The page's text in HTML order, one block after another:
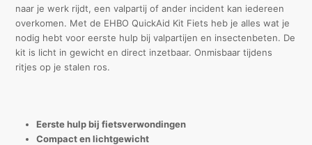
naar je werk rijdt, een valpartij of ander incident kan iedereen
overkomen. Met de EHBO QuickAid Kit Fiets heb je alles wat je
nodig hebt voor eerste hulp bij valpartijen en insectenbeten. De
kit is licht in gewicht en direct inzetbaar. Onmisbaar tijdens
ritjes op je stalen ros.
Eerste hulp bij fietsverwondingen
Compact en lichtgewicht